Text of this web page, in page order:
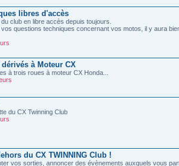
libres d'accès
club en libre accès depuis toujours.
questions techniques concernant vos motos, il y aura
à Moteur CX
à trois roues à moteur CX Honda...
du CX Twinning Club
du CX TWINNING Club !
vos sorties, annoncer des évènements auxquels vous